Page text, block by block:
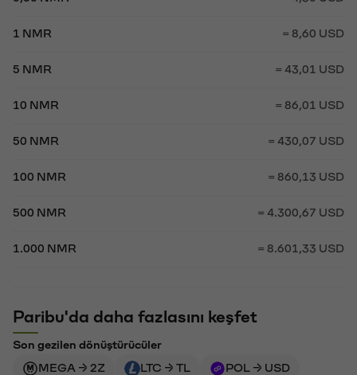
1 NMR = 8,60 USD
5 NMR = 43,01 USD
10 NMR = 86,01 USD
50 NMR = 430,07 USD
100 NMR = 860,13 USD
500 NMR = 4.300,67 USD
1.000 NMR = 8.601,33 USD
Paribu'da daha fazlasını keşfet
Son gezilen dönüştürücüler
MEGA → 2Z
LTC → TL POL → USD